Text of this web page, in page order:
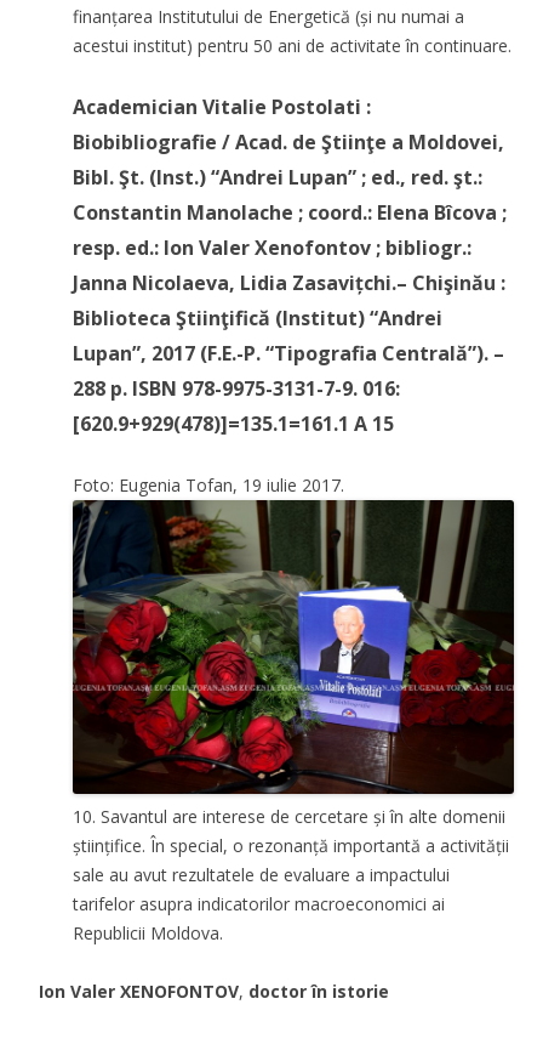
finanțarea Institutului de Energetică (și nu numai a
acestui institut) pentru 50 ani de activitate în continuare.
Academician Vitalie Postolati :
Biobibliografie / Acad. de Ştiinţe a Moldovei,
Bibl. Şt. (Inst.) “Andrei Lupan” ; ed., red. şt.:
Constantin Manolache ; coord.: Elena Bîcova ;
resp. ed.: Ion Valer Xenofontov ; bibliogr.:
Janna Nicolaeva, Lidia Zasavițchi.– Chişinău :
Biblioteca Ştiinţifică (Institut) “Andrei
Lupan”, 2017 (F.E.-P. “Tipografia Centrală”). –
288 p. ISBN 978-9975-3131-7-9. 016:
[620.9+929(478)]=135.1=161.1 A 15
Foto: Eugenia Tofan, 19 iulie 2017.
10. Savantul are interese de cercetare și în alte domenii
științifice. În special, o rezonanță importantă a activității
sale au avut rezultatele de evaluare a impactului
tarifelor asupra indicatorilor macroeconomici ai
Republicii Moldova.
Ion Valer XENOFONTOV, doctor în istorie